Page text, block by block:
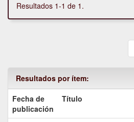
Resultados 1-1 de 1.
Resultados por ítem:
Fecha de
publicación
Título